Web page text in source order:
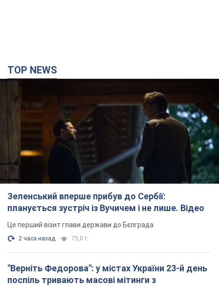
TOP NEWS
Зеленський вперше прибув до Сербії:
планується зустріч із Вучичем і не лише. Відео
Це перший візит глави держави до Бєлграда
2 часа назад 75,0 т.
"Верніть Федорова": у містах України 23-й день
поспіль тривають масові мітинги з